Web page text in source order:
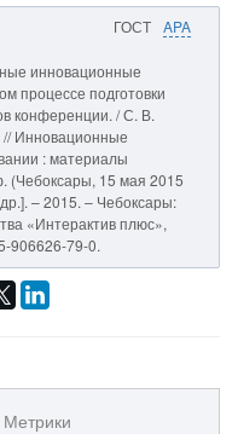
ГОСТ APA
инновационные
процессе подготовки
конференции. / С. В.
// Инновационные
: материалы
(Чебоксары, 15 мая 2015
– 2015. – Чебоксары:
«Интерактив плюс»,
906626-79-0.
Метрики